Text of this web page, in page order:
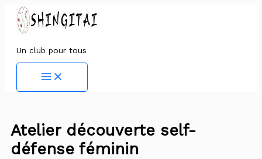
Aller
contenu
Un club pour tous
Main
Menu
Atelier découverte self-
défense féminin